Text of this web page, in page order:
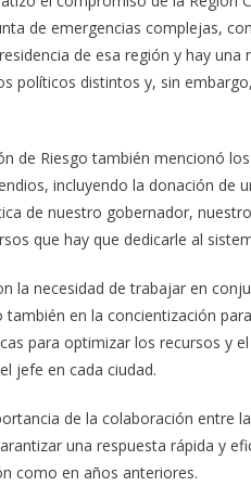
de emergencias complejas,
de esa región y hay
políticos distintos y, sin
de Riesgo también mencionó
incluyendo la donación de
de nuestro gobernador,
que hay que dedicarle al
la necesidad de trabajar en
en la concientización
para optimizar los recursos y
jefe en cada ciudad.
de la colaboración entre
una respuesta rápida y
como en años anteriores.